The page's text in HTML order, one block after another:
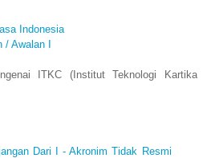
Indonesia
Awalan I
ITKC (Institut Teknologi Kartika
Dari I - Akronim Tidak Resmi